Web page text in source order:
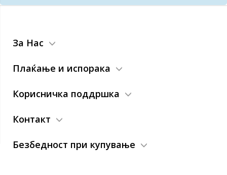
За Нас
Плаќање и испорака
Корисничка поддршка
Контакт
Безбедност при купување